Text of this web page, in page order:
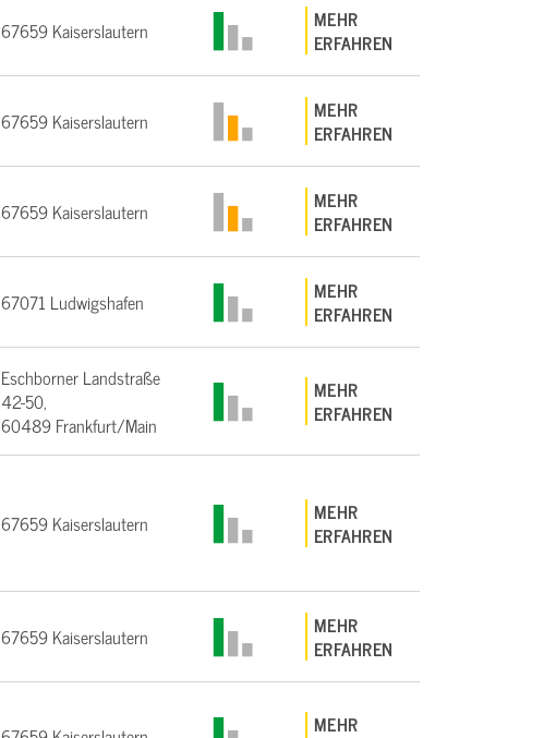
67659 Kaiserslautern
MEHR
ERFAHREN
67659 Kaiserslautern
MEHR
ERFAHREN
67659 Kaiserslautern
MEHR
ERFAHREN
67071 Ludwigshafen
MEHR
ERFAHREN
Eschborner Landstraße
42-50,
60489 Frankfurt/Main
MEHR
ERFAHREN
67659 Kaiserslautern
MEHR
ERFAHREN
67659 Kaiserslautern
MEHR
ERFAHREN
MEHR